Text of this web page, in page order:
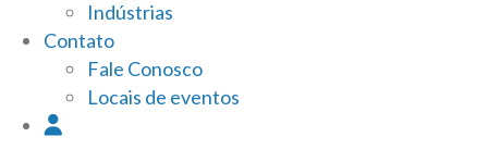
Indústrias
Contato
Fale Conosco
Locais de eventos